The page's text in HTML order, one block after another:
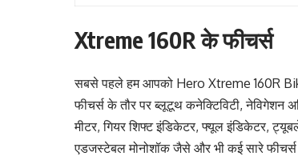
Xtreme 160R के फीचर्स
सबसे पहले हम आपको Hero Xtreme 160R
फीचर्स के तौर पर ब्लूटूथ कनेक्टिविटी, नेविगेशन
मीटर, गियर शिफ्ट इंडिकेटर, फ्यूल इंडिकेटर,
एडजस्टेबल मोनोशॉक जैसे और भी कई सारे फीचर्स